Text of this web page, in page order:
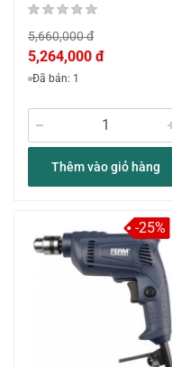
5,660,000 đ
5,264,000 đ
Đã bán: 1
Thêm vào giỏ hàng
-25%